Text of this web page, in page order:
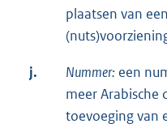
plaatsen van
j. Nummer: een
meer Arabische
toevoeging van